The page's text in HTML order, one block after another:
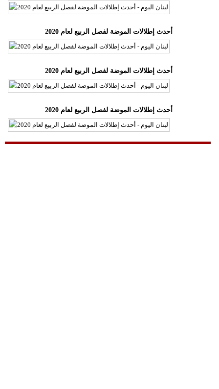
وتكنولوجيا
مدوَّنات
فيديو
أحدث إطلالات الموضة لفصل الربيع لعام 2020
أحدث إطلالات الموضة لفصل الربيع لعام 2020
أحدث إطلالات الموضة لفصل الربيع لعام 2020